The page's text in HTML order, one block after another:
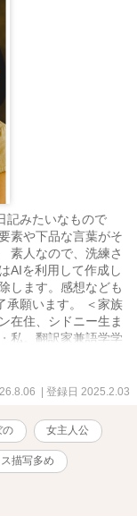
記みたいなもので
素や下品な言葉がそ
素人なので、洗練さ
AIを利用して作成し
します。感想なども
承願います。 ＜家族
在住、シドニー生ま
私。翻訳家兼語学学
」って呼ぶ。 グウ
。 メーガン・・・
ベン在住。 ノエ
と「ミカ」。横浜に
・・・私とビリーの
輩の整形外科医。私
達。 アダム・・・ビ
親友みたいな人。
お姉さんがいる。
| 登録日 2025.2.03
の 女主人公
描写多め